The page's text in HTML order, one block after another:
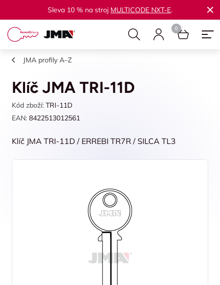
Sleva 10 % na stroj MULTICODE NXT-E.
JMA profily A–Z
Klíč JMA TRI-11D
Kód zboží: TRI-11D
EAN: 8422513012561
Klíč JMA TRI-11D / ERREBI TR7R / SILCA TL3